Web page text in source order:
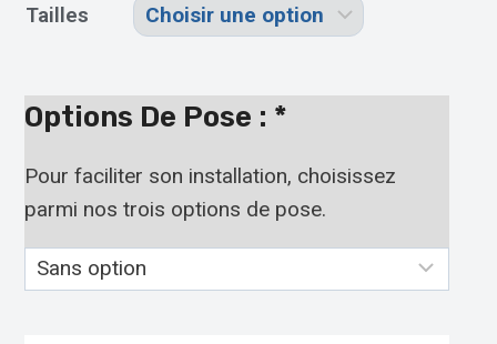
Tailles
Options De Pose : *
Pour faciliter son installation, choisissez
parmi nos trois options de pose.